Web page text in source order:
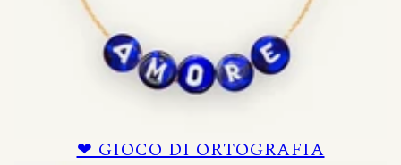
❤ GIOCO DI ORTOGRAFIA